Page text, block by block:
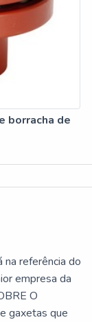
borracha de
referência do
empresa da
O
gaxetas que